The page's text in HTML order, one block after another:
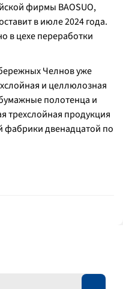
фирмы BAOSUO,
в июле 2024 года.
в цехе переработки
Челнов уже
и целлюлозная
полотенца и
трехслойная продукция
фабрики двенадцатой по